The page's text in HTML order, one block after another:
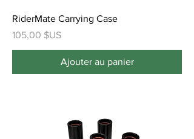
RiderMate Carrying Case
Prix
105,00 $US
Ajouter au panier